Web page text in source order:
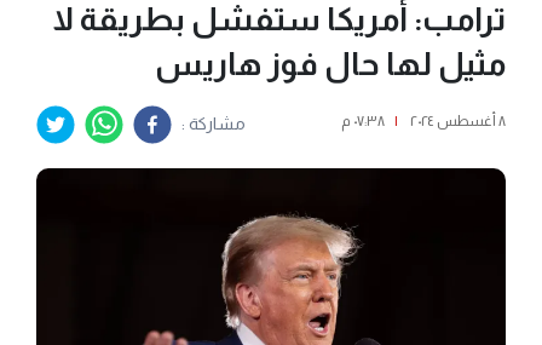
ترامب: أمريكا ستفشل بطريقة لا
مثيل لها حال فوز هاريس
٨ أغسطس ٢٠٢٤ | ٠٧:٣٨ م مشاركة :